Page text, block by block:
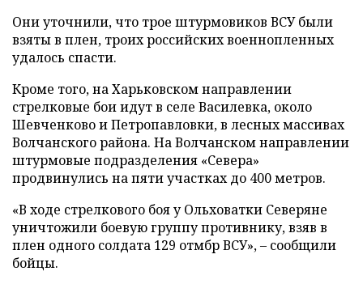
Они уточнили, что трое штурмовиков ВСУ были
взяты в плен, троих российских военнопленных
удалось спасти.
Кроме того, на Харьковском направлении
стрелковые бои идут в селе Василевка, около
Шевченково и Петропавловки, в лесных массивах
Волчанского района. На Волчанском направлении
штурмовые подразделения «Севера»
продвинулись на пяти участках до 400 метров.
«В ходе стрелкового боя у Ольховатки Северяне
уничтожили боевую группу противнику, взяв в
плен одного солдата 129 отмбр ВСУ», – сообщили
бойцы.